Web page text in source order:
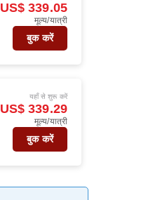
US$ 339.05
मूल्य/यात्री
बुक करें
यहाँ से शुरू करें
US$ 339.29
मूल्य/यात्री
बुक करें